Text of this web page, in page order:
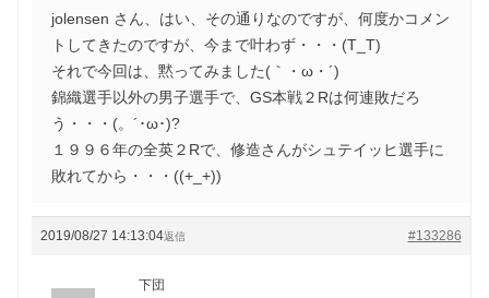
jolensen さん、はい、その通りなのですが、何度かコメン
トしてきたのですが、今まで叶わず・・・(T_T)
それで今回は、黙ってみました(｀・ω・´)ゞ
錦織選手以外の男子選手で、GS本戦２Rは何連敗だろ
う・・・(。´･ω･)?
１９９６年の全英２Rで、修造さんがシュテイッヒ選手に
敗れてから・・・((+_+))
2019/08/27 14:13:04 #133286
返信
下団